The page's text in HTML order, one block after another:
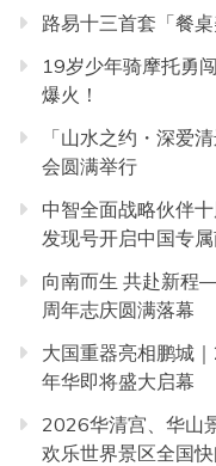
路易十三首套「餐
19岁少年骑摩托勇
爆火！
「山水之约・深爱
会圆满举行
中智全面战略伙伴
发现号开启中国专
向南而生 共赴新程
周年志庆圆满落幕
大国重器亮相鹏城
年华即将盛大启幕
2026华清宫、华山
欢乐世界景区全国